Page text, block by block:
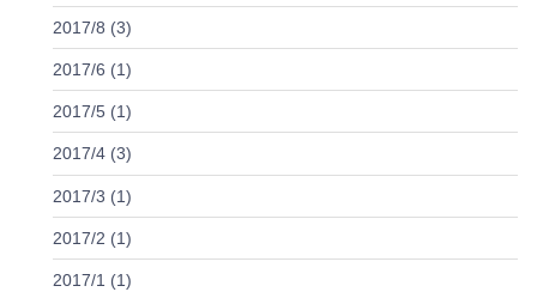
2017/8 (3)
2017/6 (1)
2017/5 (1)
2017/4 (3)
2017/3 (1)
2017/2 (1)
2017/1 (1)